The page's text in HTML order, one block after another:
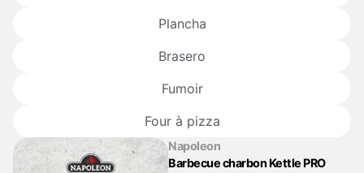
Plancha
Brasero
Fumoir
Four à pizza
Napoleon
Barbecue charbon Kettle PRO